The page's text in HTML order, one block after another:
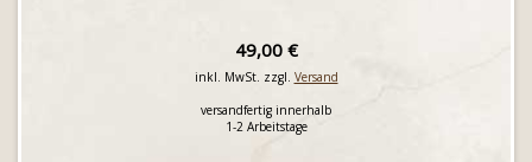
49,00 €
inkl. MwSt. zzgl. Versand
versandfertig innerhalb
1-2 Arbeitstage